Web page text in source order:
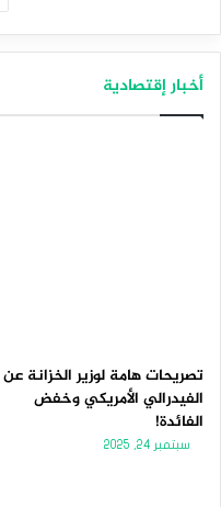
أخبار إقتصادية
تصريحات هامة لوزير الخزانة عن
الفيدرالي الأمريكي وخفض
الفائدة!
سبتمبر 24, 2025